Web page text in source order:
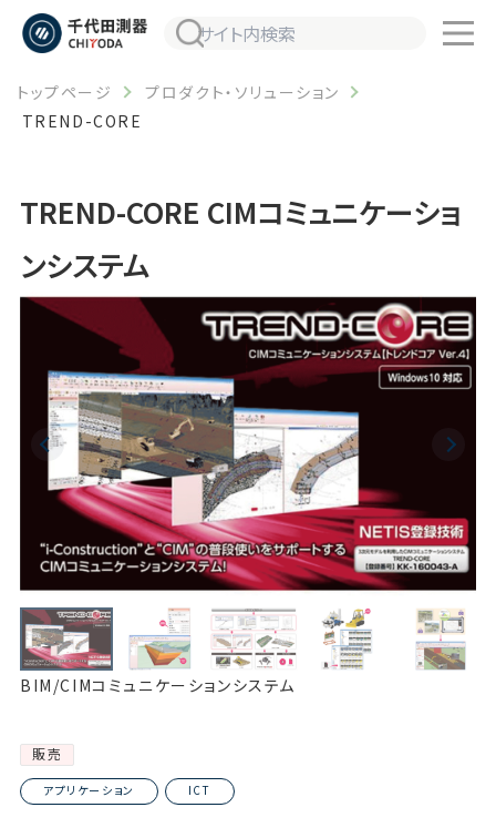
トップページ
プロダクト・ソリューション
TREND-CORE
TREND-CORE CIMコミュニケーショ
ンシステム
BIM/CIMコミュニケーションシステム
販売
アプリケーション ICT